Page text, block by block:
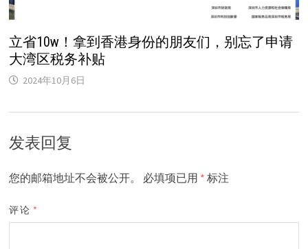
立省10w！拿到香港身份的朋友们，别忘了申请
大湾区税务补贴
2024年10月6日
发表回复
您的邮箱地址不会被公开。 必填项已用 * 标注
评论 *